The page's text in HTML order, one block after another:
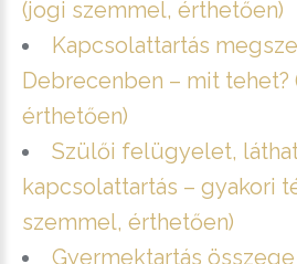
(jogi szemmel, érthetően)
Kapcsolattartás
Debrecenben – mit tehet?
érthetően)
Szülői felügyelet,
kapcsolattartás – gyakori
szemmel, érthetően)
Gyermektartás